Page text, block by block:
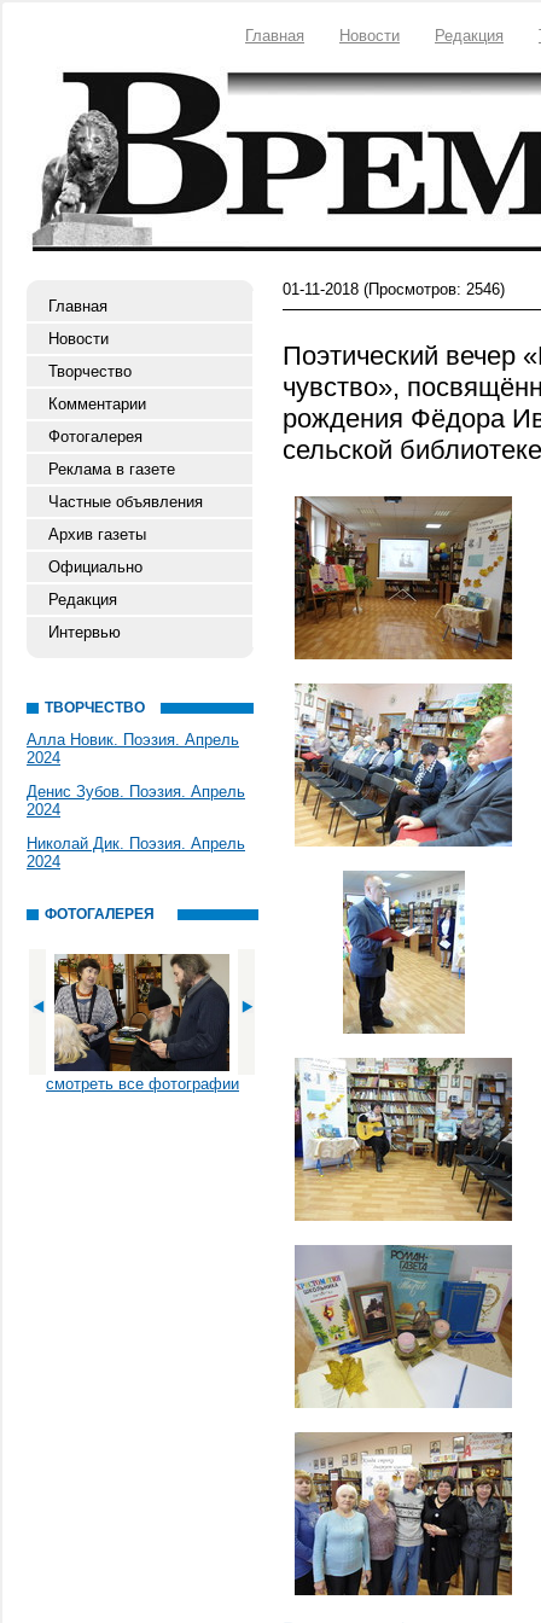
Главная Новости Редакция
Главная
Новости
Творчество
Комментарии
Фотогалерея
Реклама в газете
Частные объявления
Архив газеты
Официально
Редакция
Интервью
ТВОРЧЕСТВО
Алла Новик. Поэзия. Апрель
2024
Денис Зубов. Поэзия. Апрель
2024
Николай Дик. Поэзия. Апрель
2024
ФОТОГАЛЕРЕЯ
смотреть все фотографии
01-11-2018 (Просмотров: 2546)
Поэтический вечер
чувство»,
рождения Фёдора
сельской библиотеке